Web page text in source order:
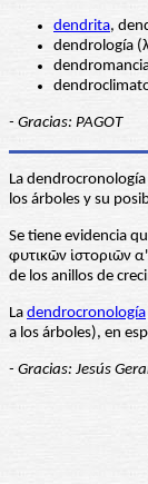
dendrita,
dendrología
- Gracias: PAGOT
La
los árboles y su
Se tiene evidencia
φυτικῶν ἱστοριῶν
de los anillos de
La dendrocronología
a los árboles), en
- Gracias: Jesús